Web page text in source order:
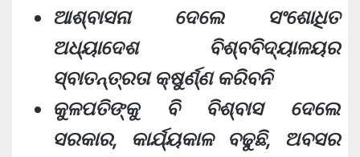
ଆଶ୍ବାସନା ଦେଲେ ସଂଶୋଧିତ
ଅଧ୍ୟାଦେଶ ବିଶ୍ବବିଦ୍ୟାଳୟର
ସ୍ବାତନ୍ତ୍ରତା କ୍ଷୁର୍ଣ୍ଣ କରିବନି
କୁଳପତିଙ୍କୁ ବି ବିଶ୍ବାସ ଦେଲେ
ସରକାର, କାର୍ଯ୍ୟକାଳ ବଢୁଛି, ଅବସର